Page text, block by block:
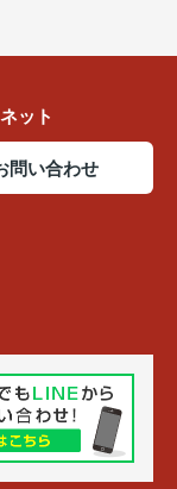
ット
問い合わせ